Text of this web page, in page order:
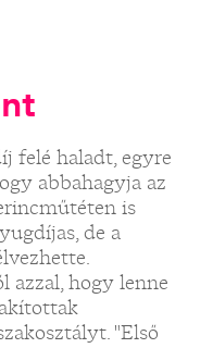
felé haladt, egyre
abbahagyja az
is
de a
azzal, hogy lenne
"Első